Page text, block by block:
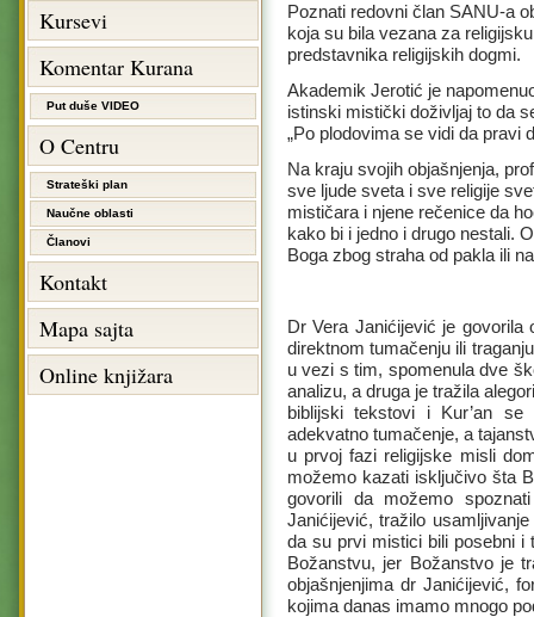
Kursevi
Komentar Kurana
Put duše VIDEO
O Centru
Strateški plan
Naučne oblasti
Članovi
Kontakt
Mapa sajta
Online knjižara
Poznati redovni član SANU-a
koja su bila vezana za
predstavnika religijskih dogmi.
Akademik Jerotić je
istinski mistički doživljaj to da
„Po plodovima se vidi da pravi
Na kraju svojih objašnjenja,
sve ljude sveta i sve religije
mističara i njene rečenice da
kako bi i jedno i drugo nestali.
Boga zbog straha od pakla ili
Dr Vera Janićijević je govorila
direktnom tumačenju ili
u vezi s tim, spomenula dve
analizu, a druga je tražila
biblijski tekstovi i Kur’an
adekvatno tumačenje, a
u prvoj fazi religijske misli
možemo kazati isključivo šta
govorili da možemo
Janićijević, tražilo
da su prvi mistici bili posebni i
Božanstvu, jer Božanstvo je
objašnjenjima dr Janićijević,
kojima danas imamo mnogo